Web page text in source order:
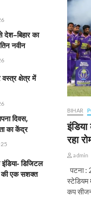
देश–बिहार का
नवीन
क्षेत्र में
दिवस,
का केंद्र
डिजिटल
की एक सशक्त
BIHAR
रहा
admin
पटना :
स्टेडियम
कप